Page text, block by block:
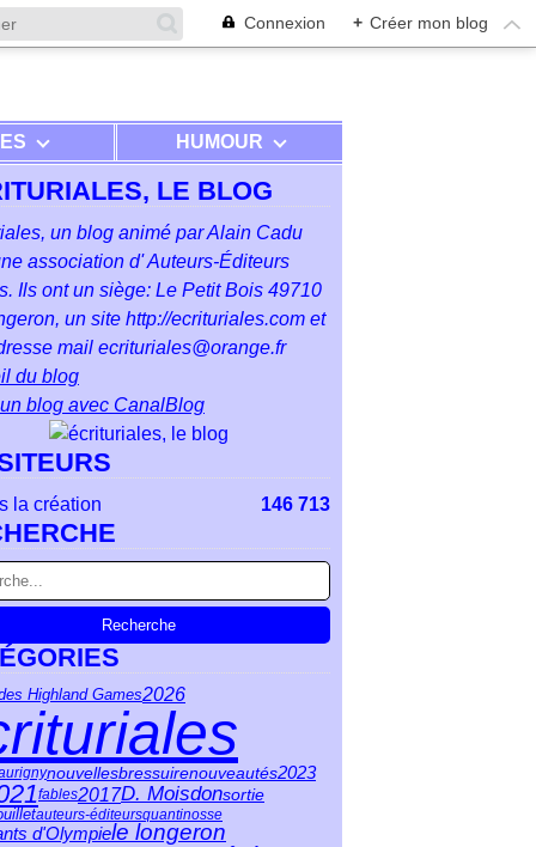
Connexion + Créer mon blog
HUMOUR
LE BLOG
un blog animé par Alain Cadu
association d' Auteurs-Éditeurs
Ils ont un siège: Le Petit Bois 49710
un site http://ecrituriales.com et
mail ecrituriales@orange.fr
du blog
blog avec CanalBlog
la création 146 713
Highland Games2026
nouvellesbressuirenouveautés2023
fables2017D. Moisdonsortie
auteurs-éditeursquantinosse
d'Olympiele longeron